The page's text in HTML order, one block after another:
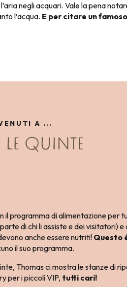
negli acquari. Vale la pena
l’acqua. E per citare un
A ...
LE QUINTE
il programma di alimentazione per
di chi li assiste e dei visitatori) e
anche essere nutriti! Questo
il suo programma.
Thomas ci mostra le stanze di
per i piccoli VIP, tutti cari!